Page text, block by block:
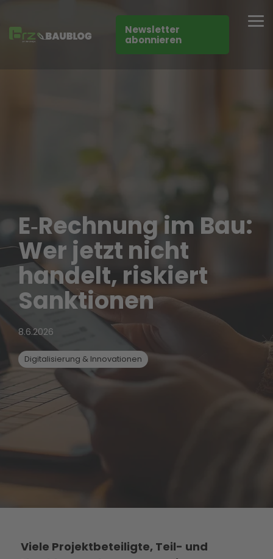
the
main
Newsletter
abonnieren
E‑Rechnung im Bau:
Wer jetzt nicht
handelt, riskiert
Sanktionen
8.6.2026
Digitalisierung & Innovationen
Viele Projektbeteiligte, Teil- und